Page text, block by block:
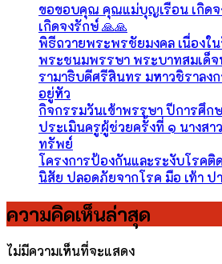
ขอขอบคุณ คุณแม่บุญเรือน เกิดจ
เกิดจงรักษ์ 🙏🙏
พิธีถวายพระพรชัยมงคล เนื่องใ
พระชนมพรรษา พระบาทสมเด็
รามาธิบดีศรีสินทร มหาวชิราลง
อยู่หัว
กิจกรรมวันเข้าพรรษา ปีการศึก
ประเมินครูผู้ช่วยครั้งที่ ๑ นางสา
ทรัพย์
โครงการป้องกันและระงับโรคติ
นิสัย ปลอดภัยจากโรค มือ เท้า ป
ความคิดเห็นล่าสุด
ไม่มีความเห็นที่จะแสดง